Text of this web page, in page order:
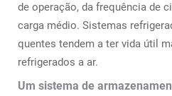
de operação, da frequência de
carga médio. Sistemas
quentes tendem a ter vida útil
refrigerados a ar.
Um sistema de